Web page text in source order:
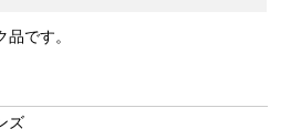
です。
ズ